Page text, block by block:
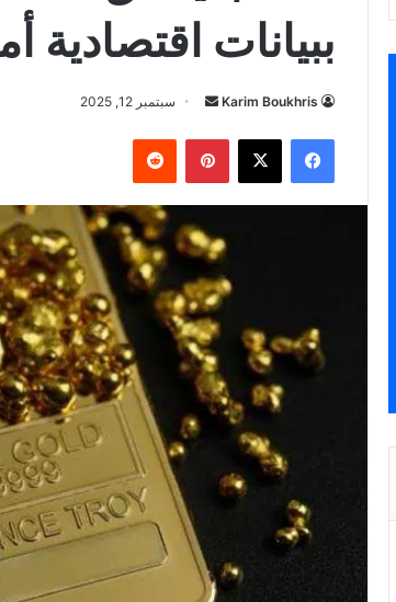
ببيانات اقتصادية
Karim Boukhris
أرسل
إلكترونيا
سبتمبر 12, 2025
فيسبوك ‫X بينتيريست